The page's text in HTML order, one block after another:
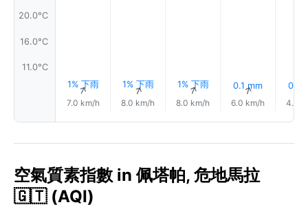
20.0°C
16.0°C
11.0°C
1% 下雨
↑
7.0 km/h
1% 下雨
↑
8.0 km/h
1% 下雨
↑
8.0 km/h
0.1 mm
↑
6.0 km/h
0.1
4.0
空氣質素指數 in 佩塔帕, 危地馬拉
🇬🇹 (AQI)